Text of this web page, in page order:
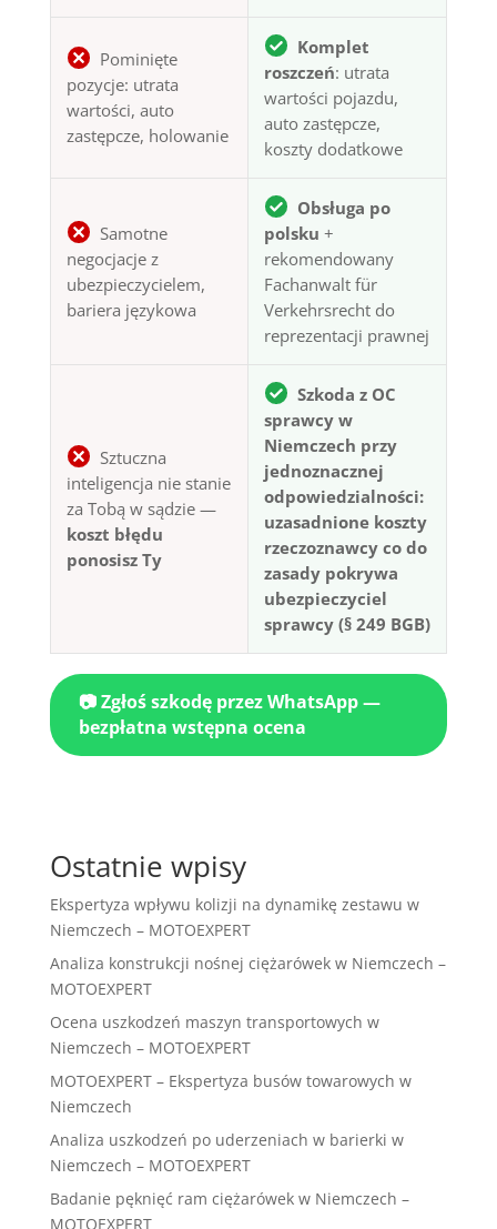
Pominięte
pozycje: utrata
wartości, auto
zastępcze, holowanie
Komplet
roszczeń: utrata
wartości pojazdu,
auto zastępcze,
koszty dodatkowe
Samotne
negocjacje z
ubezpieczycielem,
bariera językowa
Obsługa po
polsku +
rekomendowany
Fachanwalt für
Verkehrsrecht do
reprezentacji prawnej
Sztuczna
inteligencja nie stanie
za Tobą w sądzie —
koszt błędu
ponosisz Ty
Szkoda z OC
sprawcy w
Niemczech przy
jednoznacznej
odpowiedzialności:
uzasadnione koszty
rzeczoznawcy co do
zasady pokrywa
ubezpieczyciel
sprawcy (§ 249 BGB)
📷 Zgłoś szkodę przez WhatsApp —
bezpłatna wstępna ocena
Ostatnie wpisy
Ekspertyza wpływu kolizji na dynamikę zestawu w
Niemczech – MOTOEXPERT
Analiza konstrukcji nośnej ciężarówek w Niemczech –
MOTOEXPERT
Ocena uszkodzeń maszyn transportowych w
Niemczech – MOTOEXPERT
MOTOEXPERT – Ekspertyza busów towarowych w
Niemczech
Analiza uszkodzeń po uderzeniach w barierki w
Niemczech – MOTOEXPERT
Badanie pęknięć ram ciężarówek w Niemczech –
MOTOEXPERT